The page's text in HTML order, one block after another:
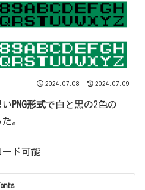
2024.07.08 2024.07.09
いPNG形式で白と黒の2色の
。
ード可能